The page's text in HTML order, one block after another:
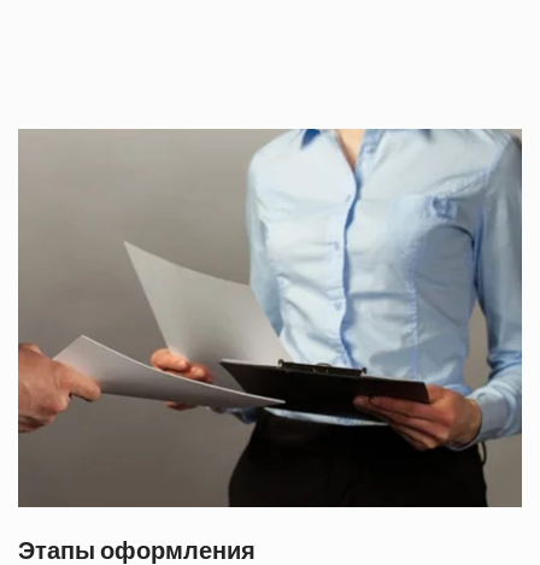
Этапы оформления